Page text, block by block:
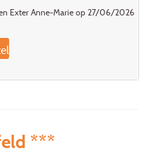
Exter Anne-Marie op 27/06/2026
***